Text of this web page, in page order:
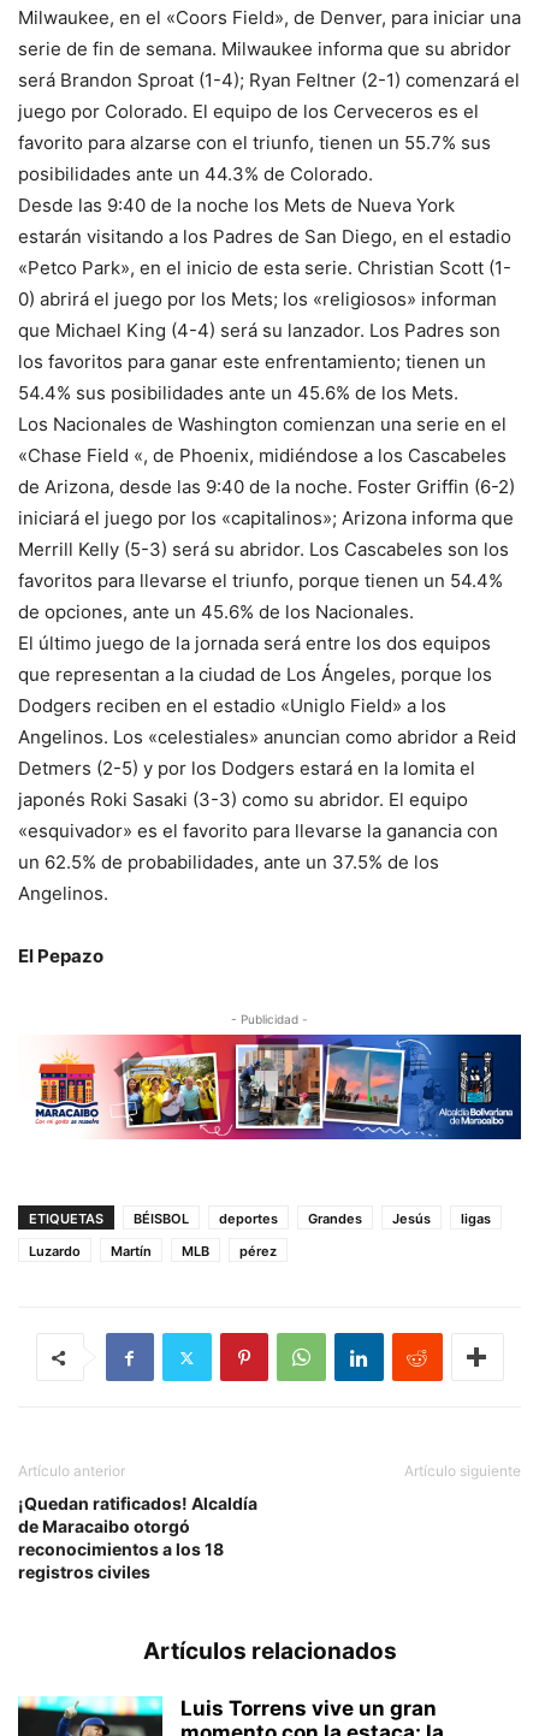
Milwaukee, en el «Coors Field», de Denver, para iniciar una
serie de fin de semana. Milwaukee informa que su abridor
será Brandon Sproat (1-4); Ryan Feltner (2-1) comenzará el
juego por Colorado. El equipo de los Cerveceros es el
favorito para alzarse con el triunfo, tienen un 55.7% sus
posibilidades ante un 44.3% de Colorado.
Desde las 9:40 de la noche los Mets de Nueva York
estarán visitando a los Padres de San Diego, en el estadio
«Petco Park», en el inicio de esta serie. Christian Scott (1-
0) abrirá el juego por los Mets; los «religiosos» informan
que Michael King (4-4) será su lanzador. Los Padres son
los favoritos para ganar este enfrentamiento; tienen un
54.4% sus posibilidades ante un 45.6% de los Mets.
Los Nacionales de Washington comienzan una serie en el
«Chase Field «, de Phoenix, midiéndose a los Cascabeles
de Arizona, desde las 9:40 de la noche. Foster Griffin (6-2)
iniciará el juego por los «capitalinos»; Arizona informa que
Merrill Kelly (5-3) será su abridor. Los Cascabeles son los
favoritos para llevarse el triunfo, porque tienen un 54.4%
de opciones, ante un 45.6% de los Nacionales.
El último juego de la jornada será entre los dos equipos
que representan a la ciudad de Los Ángeles, porque los
Dodgers reciben en el estadio «Uniglo Field» a los
Angelinos. Los «celestiales» anuncian como abridor a Reid
Detmers (2-5) y por los Dodgers estará en la lomita el
japonés Roki Sasaki (3-3) como su abridor. El equipo
«esquivador» es el favorito para llevarse la ganancia con
un 62.5% de probabilidades, ante un 37.5% de los
Angelinos.
El Pepazo
- Publicidad -
ETIQUETAS BÉISBOL deportes Grandes Jesús
ligas
Luzardo
Martín MLB pérez
Artículo anterior
¡Quedan ratificados! Alcaldía
de Maracaibo otorgó
reconocimientos a los 18
registros civiles
Artículo siguiente
Artículos relacionados
Luis Torrens vive un gran